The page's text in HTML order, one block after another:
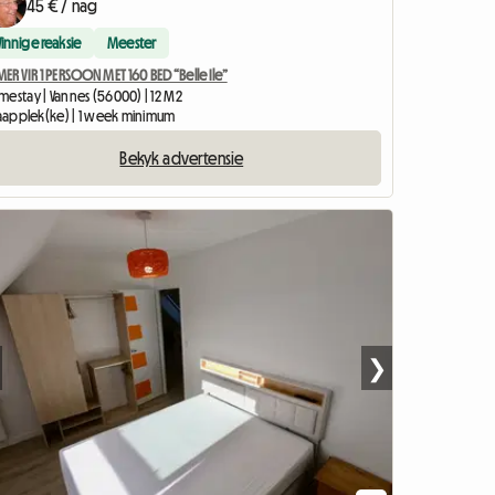
45 € / nag
reaksie Meester
VIR 1 PERSOON MET 160 BED “Belle Ile”
| Vannes (56000) | 12 M2
| 1 week minimum
Bekyk advertensie
❯